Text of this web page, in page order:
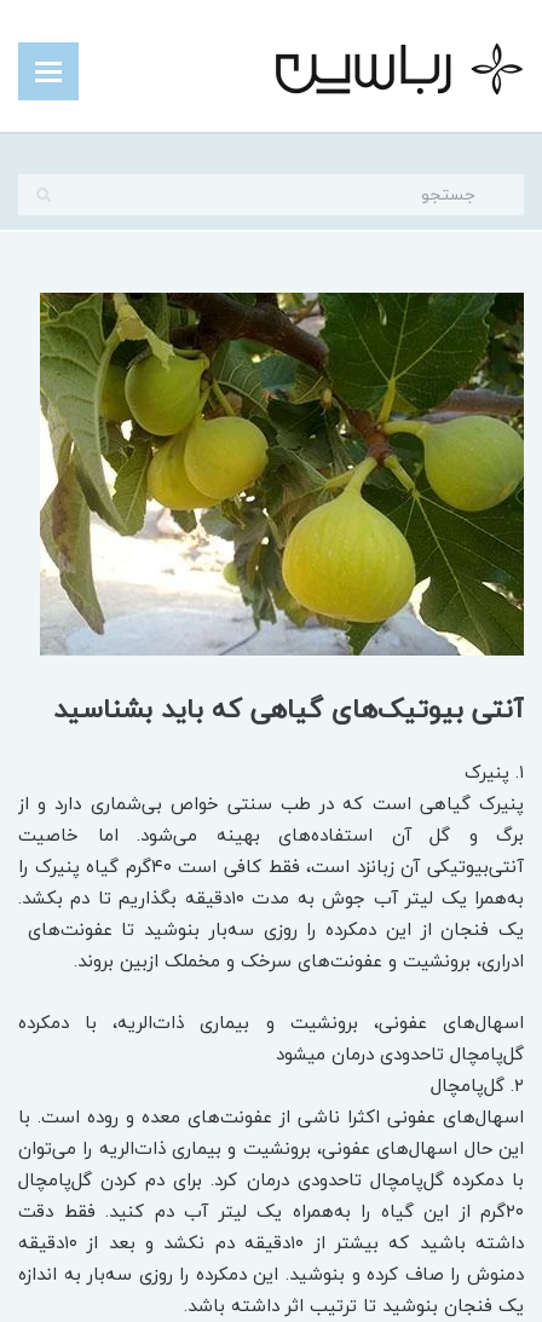
آنتی بیوتیک‌های گیاهی که باید بشناسید
۱. پنیرک
پنیرک گیاهی است که در طب سنتی خواص بی‌شماری دارد و از
برگ و گل آن استفاده‌های بهینه می‌شود. اما خاصیت
آنتی‌بیوتیکی آن زبانزد است، فقط کافی است ۴۰‌گرم گیاه پنیرک را
به‌همرا یک لیتر آب جوش به مدت ۱۰‌دقیقه بگذاریم تا دم بکشد.
یک فنجان از این دمکرده را روزی سه‌بار بنوشید تا عفونت‌های
ادراری، برونشیت و عفونت‌های سرخک و مخملک از‌بین بروند.
اسهال‌های عفونی، برونشیت و بیماری ذات‌الریه، با دمکرده
گل‌پامچال تا‌حدودی درمان میشود
۲. گل‌پامچال
اسهال‌های عفونی اکثرا ناشی از عفونت‌های معده و روده است. با
این حال اسهال‌های عفونی، برونشیت و بیماری ذات‌الریه را می‌توان
با دمکرده گل‌پامچال تا‌حدودی درمان کرد. برای دم کردن گل‌پامچال
۲۰گرم از این گیاه را به‌همراه یک لیتر آب دم کنید. فقط دقت
داشته باشید که بیشتر از ۱۰‌دقیقه دم نکشد و بعد از ۱۰‌دقیقه
دمنوش را صاف کرده و بنوشید. این دمکرده را روزی سه‌بار به اندازه
یک فنجان بنوشید تا ترتیب اثر داشته باشد.